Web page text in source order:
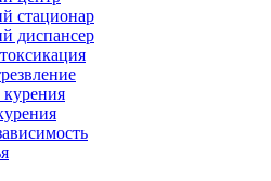
стационар
диспансер